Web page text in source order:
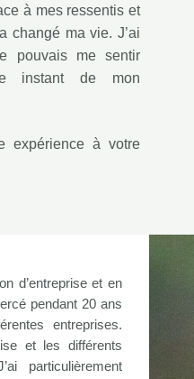
à mes ressentis et
changé ma vie. J’ai
pouvais me sentir
instant de mon
expérience à votre
d’entreprise et en
pendant 20 ans
entreprises.
et les différents
particulièrement